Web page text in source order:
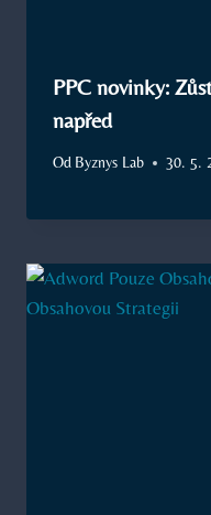
PPC novinky:
napřed
Od Byznys Lab 30. 5.